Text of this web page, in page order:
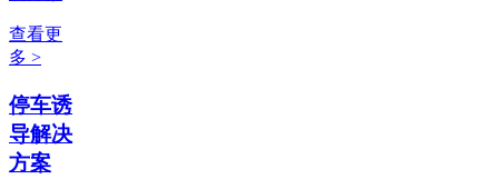
查看更
多 >
停车诱
导解决
方案